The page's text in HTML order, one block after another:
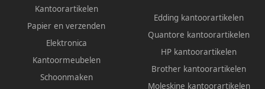
Kantoorartikelen
Papier en verzenden
Elektronica
Kantoormeubelen
Schoonmaken
Edding kantoorartikelen
Quantore kantoorartikelen
HP kantoorartikelen
Brother kantoorartikelen
Moleskine kantoorartikelen